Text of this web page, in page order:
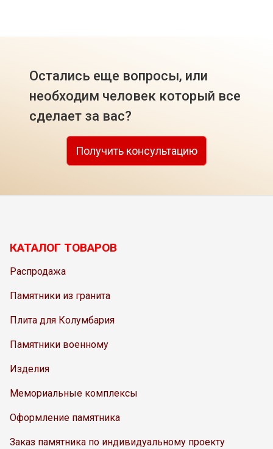
Остались еще вопросы, или
необходим человек который все
сделает за вас?
Получить консультацию
КАТАЛОГ ТОВАРОВ
Распродажа
Памятники из гранита
Плита для Колумбария
Памятники военному
Изделия
Мемориальные комплексы
Оформление памятника
Заказ памятника по индивидуальному проекту